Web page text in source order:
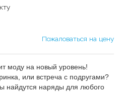
Пожаловаться на цену
моду на новый уровень!
или встреча с подругами?
найдутся наряды для любого